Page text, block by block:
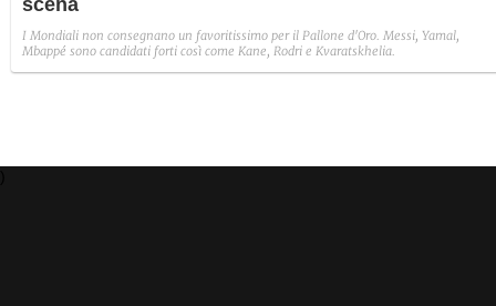
scena
I Mondiali non consegnano un favoritissimo per il Pallone d'Oro. Messi, Yamal,
Mbappé sono candidati forti così come Kane, Rodri e Kvaratskhelia.